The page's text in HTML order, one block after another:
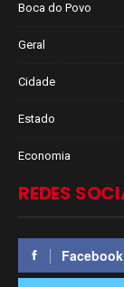
Boca do Povo
Geral
Cidade
Estado
Economia
REDES
Facebook